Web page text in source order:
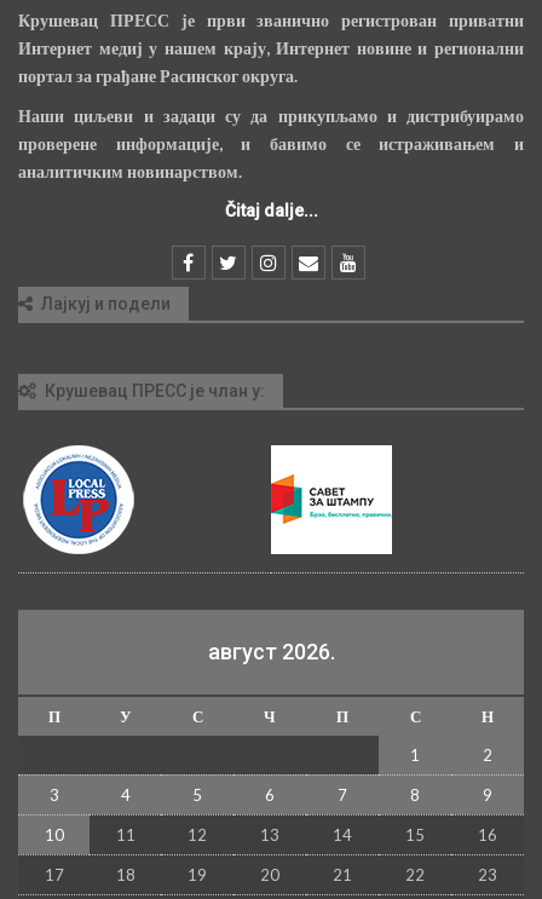
Крушевац ПРЕСС је први званично регистрован приватни
Интернет медиј у нашем крају, Интернет новине и регионални
портал за грађане Расинског округа.
Наши циљеви и задаци су да прикупљамо и дистрибуирамо
проверене информације, и бавимо се истраживањем и
аналитичким новинарством.
Čitaj dalje...
Лајкуј и подели
Крушевац ПРЕСС је члан у:
август 2026.
П У С Ч П С
Н
1
2
3 4 5 6 7 8 9
10 11 12 13 14 15 16
17 18 19 20 21 22 23